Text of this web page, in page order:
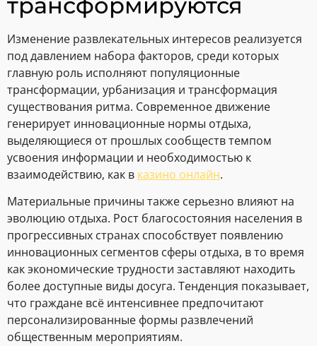
Изменение развлекательных интересов реализуется
под давлением набора факторов, среди которых
главную роль исполняют популяционные
трансформации, урбанизация и трансформация
существования ритма. Современное движение
генерирует инновационные нормы отдыха,
выделяющиеся от прошлых сообществ темпом
усвоения информации и необходимостью к
взаимодействию, как в казино онлайн.
Материальные причины также серьезно влияют на
эволюцию отдыха. Рост благосостояния населения в
прогрессивных странах способствует появлению
инновационных сегментов сферы отдыха, в то время
как экономические трудности заставляют находить
более доступные виды досуга. Тенденция показывает,
что граждане всё интенсивнее предпочитают
персонализированные формы развлечений
общественным мероприятиям.